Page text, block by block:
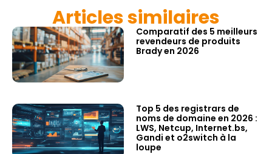
Articles similaires
Comparatif des 5 meilleurs
revendeurs de produits
Brady en 2026
Top 5 des registrars de
noms de domaine en 2026 :
LWS, Netcup, Internet.bs,
Gandi et o2switch à la
loupe